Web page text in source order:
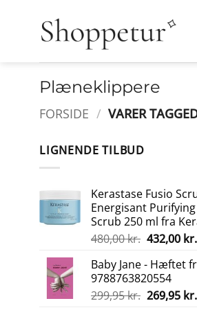
Plæneklippere
FORSIDE / VARER
LIGNENDE TILBUD
Kerastase Fusio
Energisant Purifying
Scrub 250 ml fra
480,00kr. Den
pris
var:
480,00 kr..
432,00 kr.
Baby Jane - Hæftet
9788763820554
299,95kr. Den
269,95 kr.